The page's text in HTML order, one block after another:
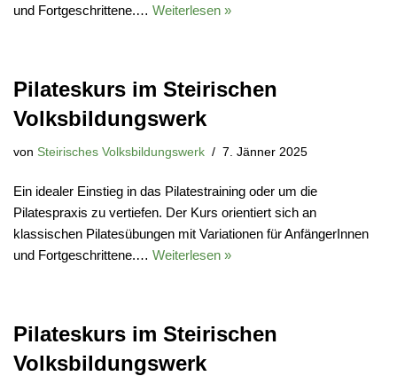
und Fortgeschrittene.… Weiterlesen »
Pilateskurs im Steirischen
Volksbildungswerk
von Steirisches Volksbildungswerk 7. Jänner 2025
Ein idealer Einstieg in das Pilatestraining oder um die
Pilatespraxis zu vertiefen. Der Kurs orientiert sich an
klassischen Pilatesübungen mit Variationen für AnfängerInnen
und Fortgeschrittene.… Weiterlesen »
Pilateskurs im Steirischen
Volksbildungswerk